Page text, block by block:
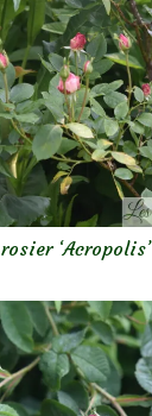
rosier ‘Acropolis’